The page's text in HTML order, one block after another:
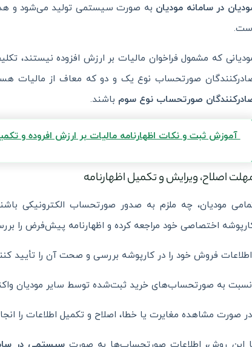
در سامانه مودیان به صورت سیستمی تولید می‌شود و
که مشمول فراخوان مالیات بر ارزش افزوده نیستند،
صورتحساب نوع یک و دو که معاف از مالیات
صورتحساب نوع سوم باشند.
آموزش ثبت و نکات اظهارنامه مالیات بر ارزش افروده و
اصلاح، ویرایش و تکمیل اظهارنامه
مودیان، چه ملزم به صدور صورتحساب الکترونیکی
اختصاصی خود مراجعه کرده و اظهارنامه پیش‌فرض را
اطلاعات فروش خود را در کارپوشه بررسی و صحت آن را تأیید
نسبت به صورتحساب‌های خرید ثبت‌شده توسط سایر مودیان
در صورت مشاهده مغایرت یا خطا، اصلاح و تکمیل اطلاعات را